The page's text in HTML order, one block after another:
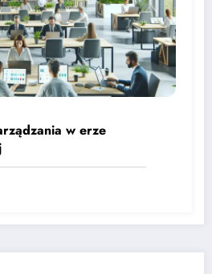
w erze